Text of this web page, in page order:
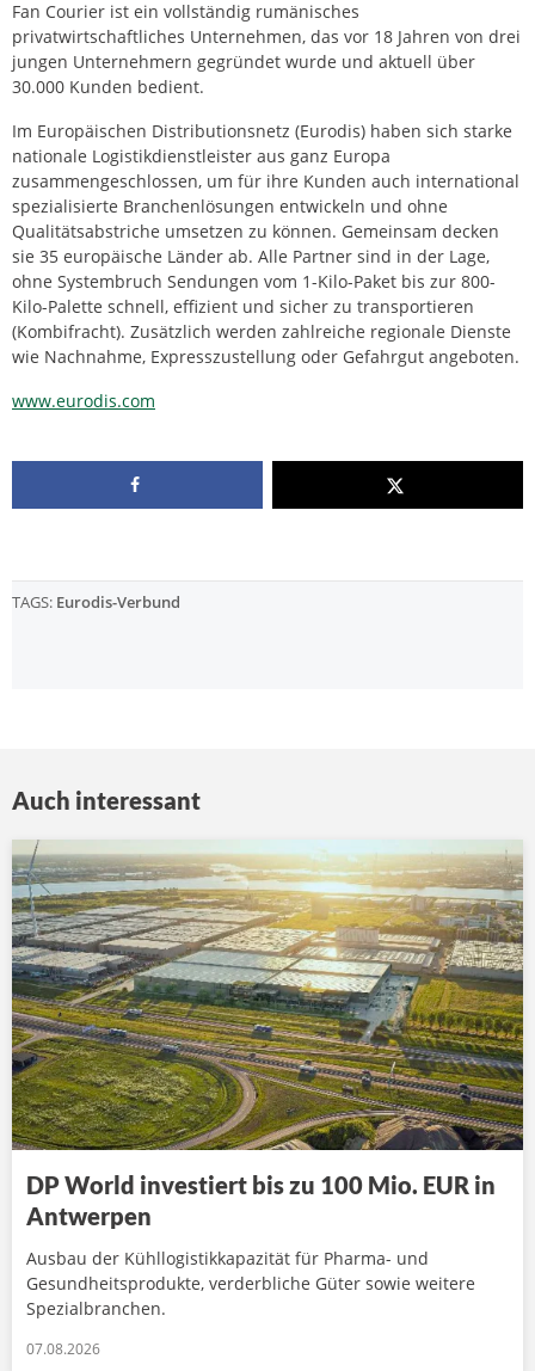
Fan Courier ist ein vollständig rumänisches
privatwirtschaftliches Unternehmen, das vor 18 Jahren von drei
jungen Unternehmern gegründet wurde und aktuell über
30.000 Kunden bedient.
Im Europäischen Distributionsnetz (Eurodis) haben sich starke
nationale Logistikdienstleister aus ganz Europa
zusammengeschlossen, um für ihre Kunden auch international
spezialisierte Branchenlösungen entwickeln und ohne
Qualitätsabstriche umsetzen zu können. Gemeinsam decken
sie 35 europäische Länder ab. Alle Partner sind in der Lage,
ohne Systembruch Sendungen vom 1-Kilo-Paket bis zur 800-
Kilo-Palette schnell, effizient und sicher zu transportieren
(Kombifracht). Zusätzlich werden zahlreiche regionale Dienste
wie Nachnahme, Expresszustellung oder Gefahrgut angeboten.
www.eurodis.com
TAGS: Eurodis-Verbund
Auch interessant
DP World investiert bis zu 100 Mio. EUR in
Antwerpen
Ausbau der Kühllogistikkapazität für Pharma- und
Gesundheitsprodukte, verderbliche Güter sowie weitere
Spezialbranchen.
07.08.2026